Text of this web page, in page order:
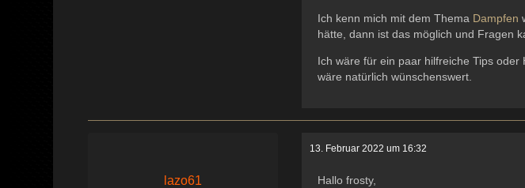
Ich kenn mich mit dem Thema Dampfen
hätte, dann ist das möglich und Fragen
Ich wäre für ein paar hilfreiche Tips
wäre natürlich wünschenswert.
lazo61
13. Februar 2022 um 16:32
Hallo frosty,